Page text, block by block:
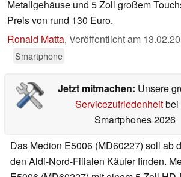
Metallgehäuse und 5 Zoll großem
Preis von rund 130 Euro.
Ronald Matta, Veröffentlicht am
Smartphone
Jetzt mitmachen: Unsere
Servicezufriedenheitbei
Smartphones 2026
Das Medion E5006 (MD60227) soll ab
den Aldi-Nord-Filialen Käufer finden.